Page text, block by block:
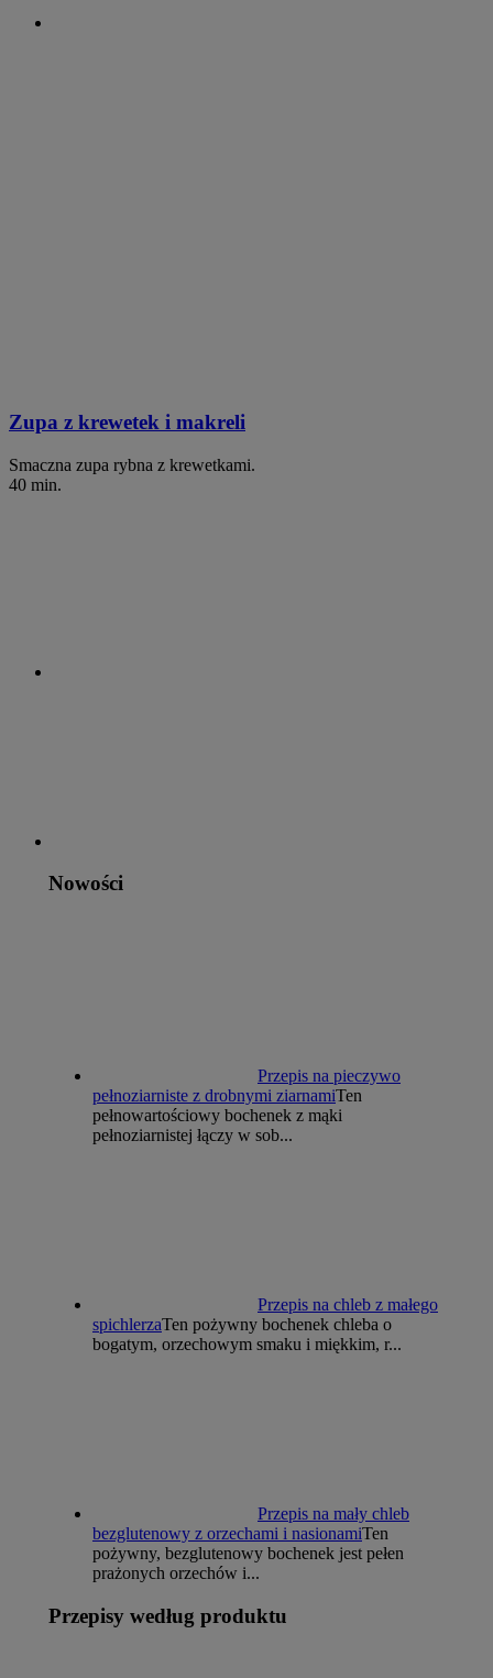
Zupa z krewetek i makreli
Smaczna zupa rybna z krewetkami.
40 min.
Nowości
Przepis na pieczywo
pełnoziarniste z drobnymi ziarnamiTen
pełnowartościowy bochenek z mąki
pełnoziarnistej łączy w sob...
Przepis na chleb z małego
spichlerzaTen pożywny bochenek chleba o
bogatym, orzechowym smaku i miękkim, r...
Przepis na mały chleb
bezglutenowy z orzechami i nasionamiTen
pożywny, bezglutenowy bochenek jest pełen
prażonych orzechów i...
Przepisy według produktu